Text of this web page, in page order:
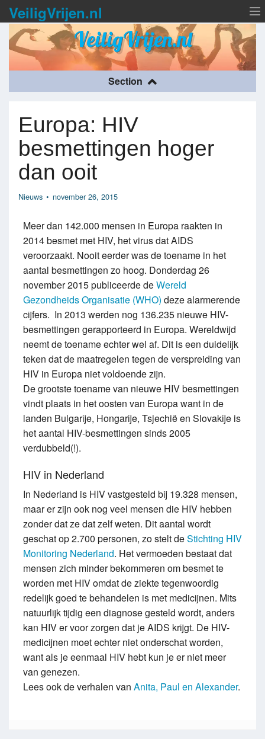
VeiligVrijen.nl
Over VeiligVrijen.nl
VeiligVrijen.nl
Section
SOA
Nieuws
Europa: HIV
besmettingen hoger
dan ooit
Nieuws • november 26, 2015
Meer dan 142.000 mensen in Europa raakten in
2014 besmet met HIV, het virus dat AIDS
veroorzaakt. Nooit eerder was de toename in het
aantal besmettingen zo hoog. Donderdag 26
november 2015 publiceerde deWereld
Gezondheids Organisatie (WHO) deze alarmerende
cijfers. In 2013 werden nog 136.235 nieuwe HIV-
besmettingen gerapporteerd in Europa. Wereldwijd
neemt de toename echter wel af. Dit is een duidelijk
teken dat de maatregelen tegen de verspreiding van
HIV in Europa niet voldoende zijn.
De grootste toename van nieuwe HIV besmettingen
vindt plaats in het oosten van Europa want in de
landen Bulgarije, Hongarije, Tsjechië en Slovakije is
het aantal HIV-besmettingen sinds 2005
verdubbeld(!).
HIV in Nederland
In Nederland is HIV vastgesteld bij 19.328 mensen,
maar er zijn ook nog veel mensen die HIV hebben
zonder dat ze dat zelf weten. Dit aantal wordt
geschat op 2.700 personen, zo stelt deStichting HIV
Monitoring Nederland. Het vermoeden bestaat dat
mensen zich minder bekommeren om besmet te
worden met HIV omdat de ziekte tegenwoordig
redelijk goed te behandelen is met medicijnen. Mits
natuurlijk tijdig een diagnose gesteld wordt, anders
kan HIV er voor zorgen dat je AIDS krijgt. De HIV-
medicijnen moet echter niet onderschat worden,
want als je eenmaal HIV hebt kun je er niet meer
van genezen.
Lees ook de verhalen van Anita, Paul en Alexander.